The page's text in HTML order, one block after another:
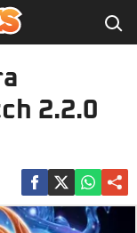
2.2.0